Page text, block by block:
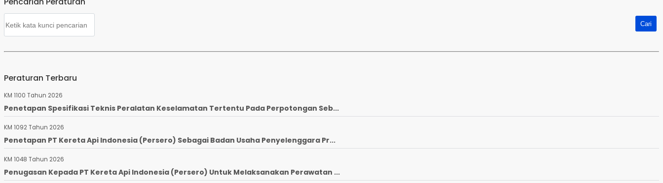
Peraturan Terbaru
KM 1100 Tahun 2026
Penetapan Spesifikasi Teknis Peralatan Keselamatan Tertentu Pada Perpotongan Seb...
KM 1092 Tahun 2026
Penetapan PT Kereta Api Indonesia (Persero) Sebagai Badan Usaha Penyelenggara Pr...
KM 1048 Tahun 2026
Penugasan Kepada PT Kereta Api Indonesia (Persero) Untuk Melaksanakan Perawatan ...